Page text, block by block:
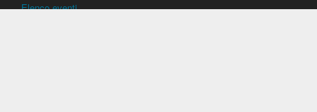
Elenco eventi